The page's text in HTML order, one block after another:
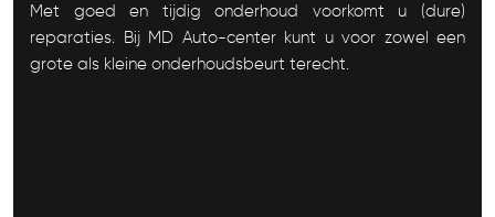
Met goed en tijdig onderhoud voorkomt u (dure)
reparaties. Bij MD Auto-center kunt u voor zowel een
grote als kleine onderhoudsbeurt terecht.